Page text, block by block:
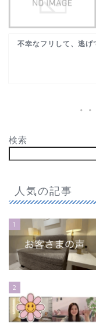
不幸なフリして、逃げ
検索
人気の記事
1
2